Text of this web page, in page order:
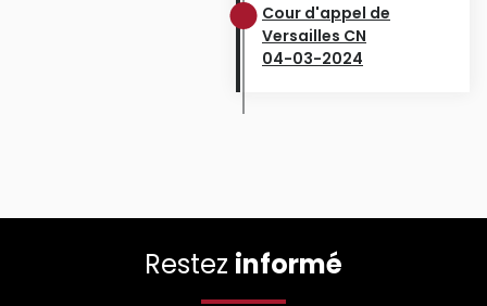
Cour d'appel de
Versailles CN
04-03-2024
Restez informé